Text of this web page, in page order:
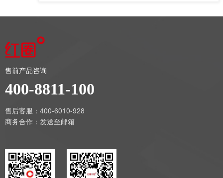
售前产品咨询
400-8811-100
售后客服：400-6010-928
商务合作： 发送至邮箱